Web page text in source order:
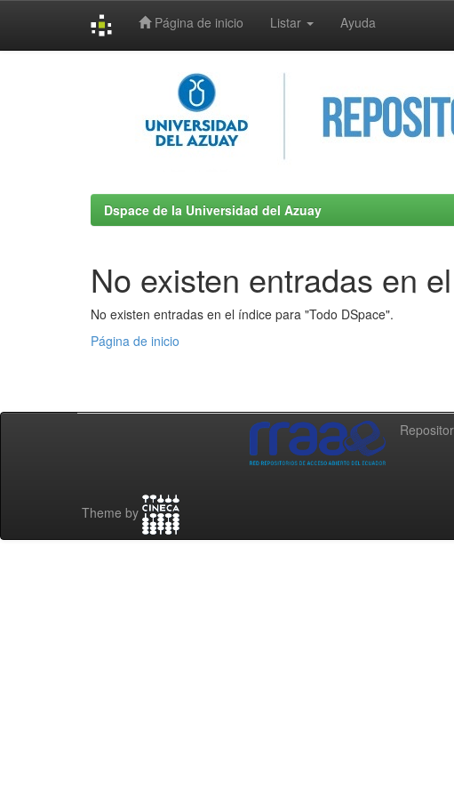
Página de inicio Listar Ayuda
Dspace de la Universidad del Azuay
No existen entradas en
No existen entradas en el índice para "Todo DSpace".
Página de inicio
Theme by